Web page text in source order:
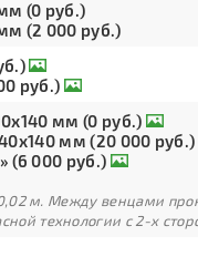
(0 руб.)
(2 000 руб.)
руб.)
мм (0 руб.)
мм (20 000 руб.)
(6 000 руб.)
м. Между венцами
технологии с 2-х